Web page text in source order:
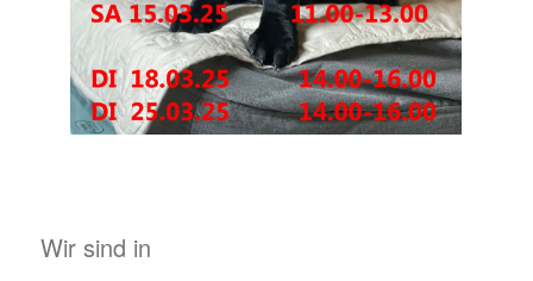
Wir sind in